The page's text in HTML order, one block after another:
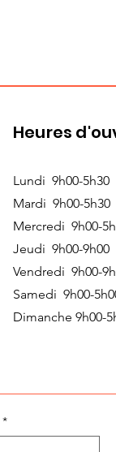
Heures
Lundi 9h00-5h30
Mardi 9h00-5h30
Mercredi 9h00-
Jeudi 9h00-9h00
Vendredi 9h00-
Samedi 9h00-
Dimanche 9h00-
*